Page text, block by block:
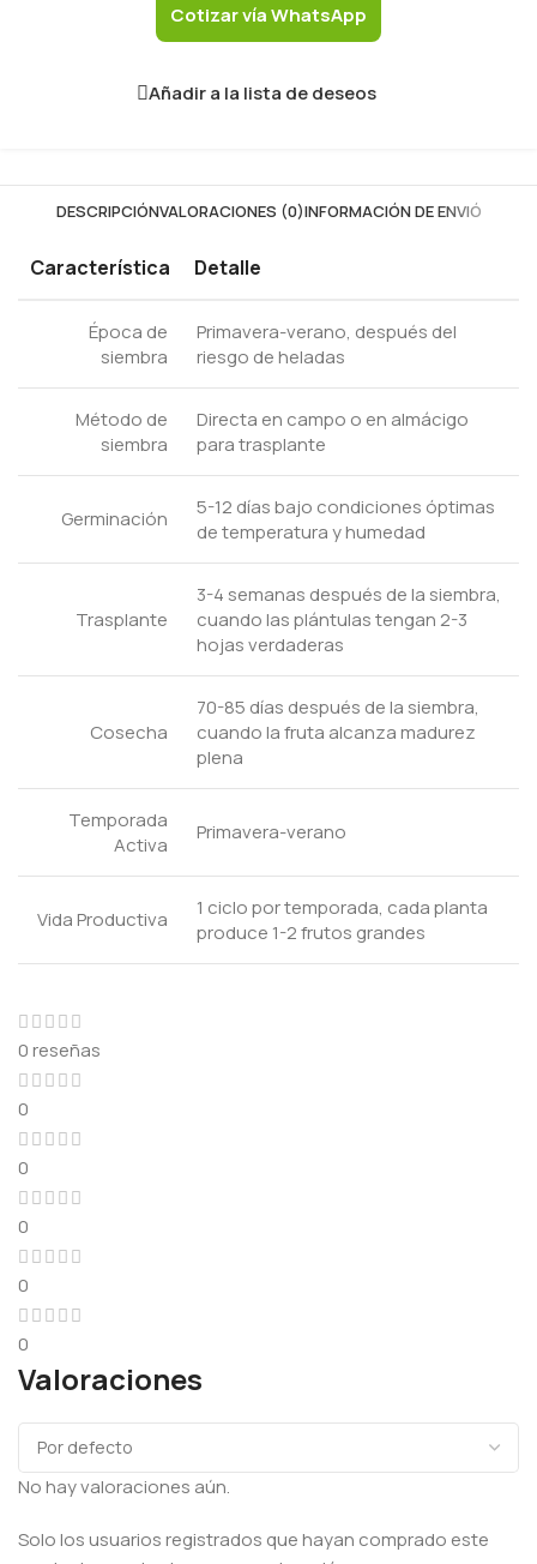
Cotizar vía WhatsApp
Añadir a la lista de deseos
DESCRIPCIÓNVALORACIONES (0)INFORMACIÓN DE ENVIÓ
Característica Detalle
Época de
siembra
Primavera-verano, después del
riesgo de heladas
Método de
siembra
Directa en campo o en almácigo
para trasplante
Germinación
5-12 días bajo condiciones óptimas
de temperatura y humedad
Trasplante
3-4 semanas después de la siembra,
cuando las plántulas tengan 2-3
hojas verdaderas
Cosecha
70-85 días después de la siembra,
cuando la fruta alcanza madurez
plena
Temporada
Activa
Primavera-verano
Vida Productiva
1 ciclo por temporada, cada planta
produce 1-2 frutos grandes
0 reseñas
0
0
0
0
0
Valoraciones
No hay valoraciones aún.
Solo los usuarios registrados que hayan comprado este